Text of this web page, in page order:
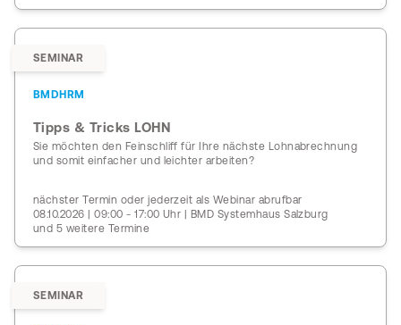
SEMINAR
BMDHRM
Tipps & Tricks LOHN
Sie möchten den Feinschliff für Ihre nächste Lohnabrechnung
und somit einfacher und leichter arbeiten?
nächster Termin oder jederzeit als Webinar abrufbar
08.10.2026 | 09:00 - 17:00 Uhr | BMD Systemhaus Salzburg
und 5 weitere Termine
SEMINAR